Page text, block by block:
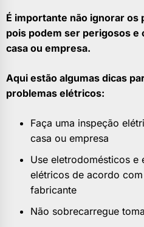
É importante não ignorar os
pois podem ser perigosos e
casa ou empresa.
Aqui estão algumas dicas
problemas elétricos:
Faça uma inspeção
casa ou empresa
Use eletrodomésticos e
elétricos de acordo
fabricante
Não sobrecarregue